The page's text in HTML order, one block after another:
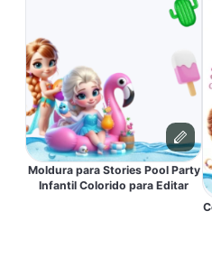
Moldura para Stories Pool Party
Infantil Colorido para Editar